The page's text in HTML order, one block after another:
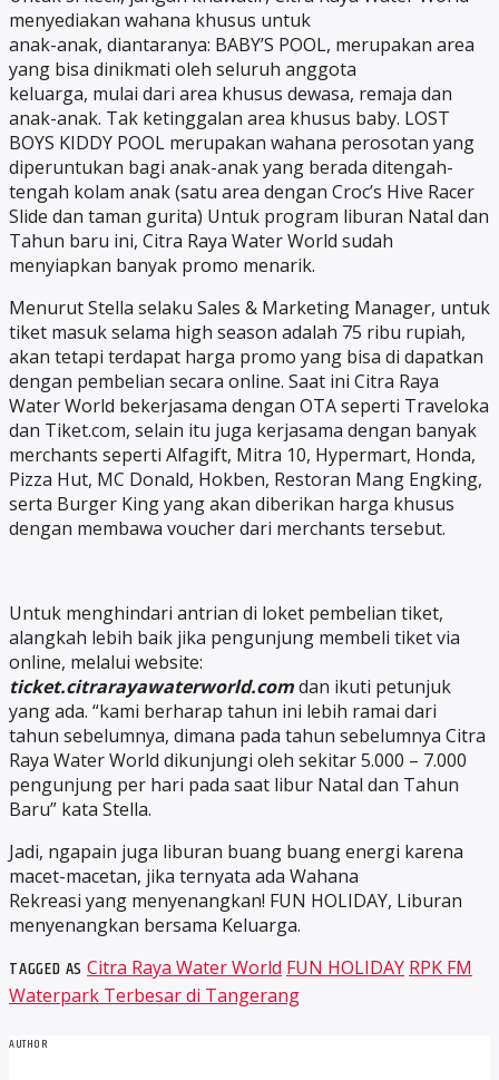
menyediakan wahana khusus untuk
anak-anak, diantaranya: BABY’S POOL, merupakan area
yang bisa dinikmati oleh seluruh anggota
keluarga, mulai dari area khusus dewasa, remaja dan
anak-anak. Tak ketinggalan area khusus baby. LOST
BOYS KIDDY POOL merupakan wahana perosotan yang
diperuntukan bagi anak-anak yang berada ditengah-
tengah kolam anak (satu area dengan Croc’s Hive Racer
Slide dan taman gurita) Untuk program liburan Natal dan
Tahun baru ini, Citra Raya Water World sudah
menyiapkan banyak promo menarik.
Menurut Stella selaku Sales & Marketing Manager, untuk
tiket masuk selama high season adalah 75 ribu rupiah,
akan tetapi terdapat harga promo yang bisa di dapatkan
dengan pembelian secara online. Saat ini Citra Raya
Water World bekerjasama dengan OTA seperti Traveloka
dan Tiket.com, selain itu juga kerjasama dengan banyak
merchants seperti Alfagift, Mitra 10, Hypermart, Honda,
Pizza Hut, MC Donald, Hokben, Restoran Mang Engking,
serta Burger King yang akan diberikan harga khusus
dengan membawa voucher dari merchants tersebut.
Untuk menghindari antrian di loket pembelian tiket,
alangkah lebih baik jika pengunjung membeli tiket via
online, melalui website:
ticket.citrarayawaterworld.comdan ikuti petunjuk
yang ada. “kami berharap tahun ini lebih ramai dari
tahun sebelumnya, dimana pada tahun sebelumnya Citra
Raya Water World dikunjungi oleh sekitar 5.000 – 7.000
pengunjung per hari pada saat libur Natal dan Tahun
Baru” kata Stella.
Jadi, ngapain juga liburan buang buang energi karena
macet-macetan, jika ternyata ada Wahana
Rekreasi yang menyenangkan! FUN HOLIDAY, Liburan
menyenangkan bersama Keluarga.
TAGGED AS Citra Raya Water World FUN HOLIDAY RPK FM
Waterpark Terbesar di Tangerang
AUTHOR